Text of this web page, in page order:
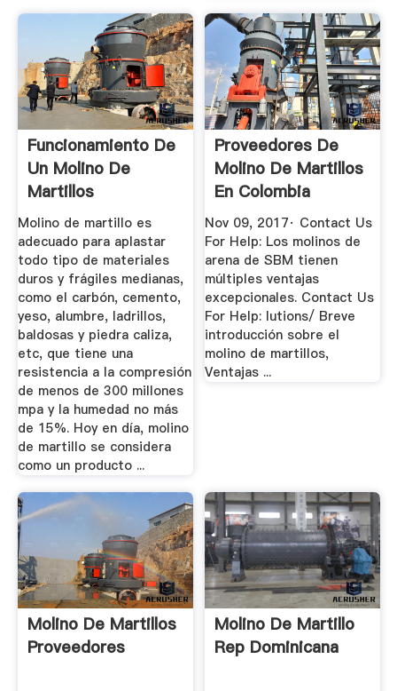
Funcionamiento De
Un Molino De
Martillos
Molino de martillo es
adecuado para aplastar
todo tipo de materiales
duros y frágiles medianas,
como el carbón, cemento,
yeso, alumbre, ladrillos,
baldosas y piedra caliza,
etc, que tiene una
resistencia a la compresión
de menos de 300 millones
mpa y la humedad no más
de 15%. Hoy en día, molino
de martillo se considera
como un producto ...
Proveedores De
Molino De Martillos
En Colombia
YouTube
Nov 09, 2017· Contact Us
For Help: Los molinos de
arena de SBM tienen
múltiples ventajas
excepcionales. Contact Us
For Help: lutions/ Breve
introducción sobre el
molino de martillos,
Ventajas ...
Molino De Martillos
Proveedores
Molino De Martillo
Rep Dominicana